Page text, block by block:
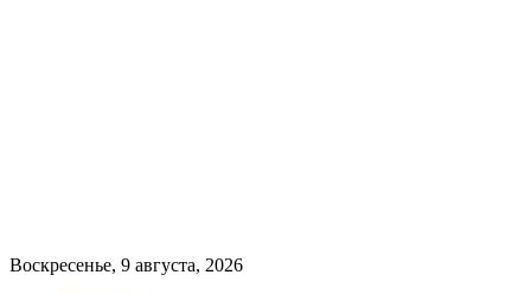
Воскресенье, 9 августа, 2026